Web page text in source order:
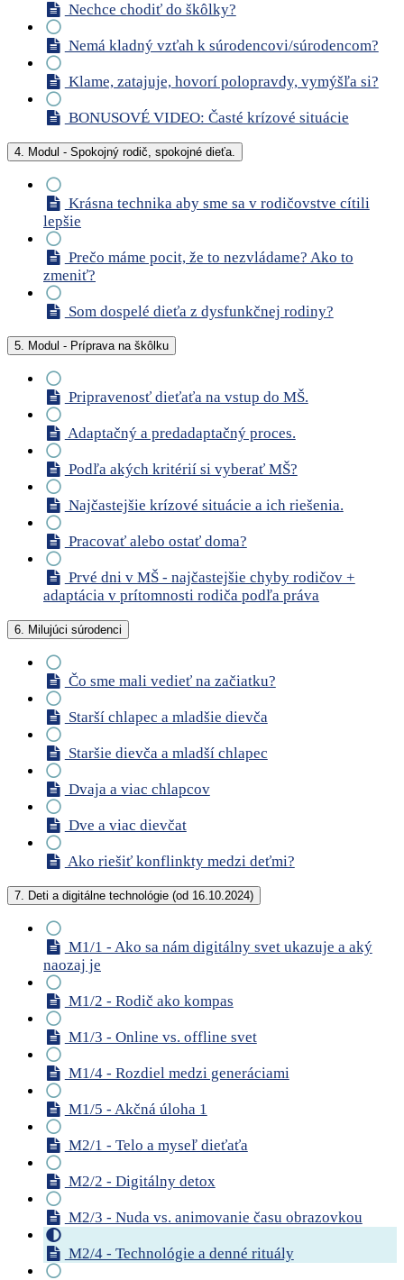
Nechce chodiť do škôlky?
Nemá kladný vzťah k súrodencovi/súrodencom?
Klame, zatajuje, hovorí polopravdy, vymýšľa si?
BONUSOVÉ VIDEO: Časté krízové situácie
4. Modul - Spokojný rodič, spokojné dieťa.
Krásna technika aby sme sa v rodičovstve cítili
lepšie
Prečo máme pocit, že to nezvládame? Ako to
zmeniť?
Som dospelé dieťa z dysfunkčnej rodiny?
5. Modul - Príprava na škôlku
Pripravenosť dieťaťa na vstup do MŠ.
Adaptačný a predadaptačný proces.
Podľa akých kritérií si vyberať MŠ?
Najčastejšie krízové situácie a ich riešenia.
Pracovať alebo ostať doma?
Prvé dni v MŠ - najčastejšie chyby rodičov +
adaptácia v prítomnosti rodiča podľa práva
6. Milujúci súrodenci
Čo sme mali vedieť na začiatku?
Starší chlapec a mladšie dievča
Staršie dievča a mladší chlapec
Dvaja a viac chlapcov
Dve a viac dievčat
Ako riešiť konflinkty medzi deťmi?
7. Deti a digitálne technológie (od 16.10.2024)
M1/1 - Ako sa nám digitálny svet ukazuje a aký
naozaj je
M1/2 - Rodič ako kompas
M1/3 - Online vs. offline svet
M1/4 - Rozdiel medzi generáciami
M1/5 - Akčná úloha 1
M2/1 - Telo a myseľ dieťaťa
M2/2 - Digitálny detox
M2/3 - Nuda vs. animovanie času obrazovkou
M2/4 - Technológie a denné rituály